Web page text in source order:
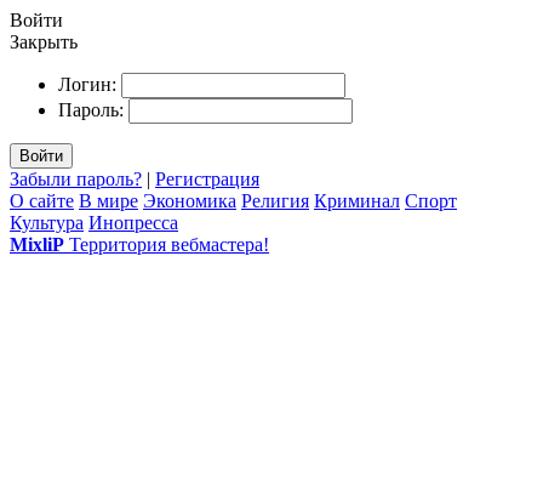
Войти
Закрыть
Логин:
Пароль:
Войти
Забыли пароль? | Регистрация
О сайте В мире Экономика Религия Криминал Спорт
Культура Инопресса
MixliP Территория вебмастера!